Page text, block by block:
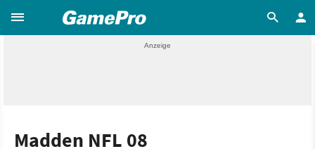
Madden NFL 08